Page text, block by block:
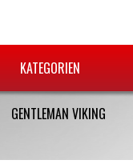
KATEGORIEN
GENTLEMAN VIKING